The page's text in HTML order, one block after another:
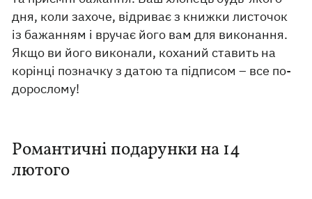
дня, коли захоче, відриває з книжки листочок
із бажанням і вручає його вам для виконання.
Якщо ви його виконали, коханий ставить на
корінці позначку з датою та підписом – все по-
дорослому!
Романтичні подарунки на 14
лютого